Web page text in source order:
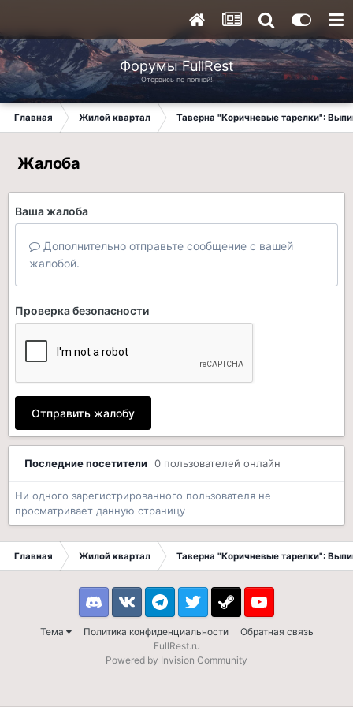
Форумы FullRest
Оторвись по полной!
Главная Жилой квартал Таверна "Коричневые тарелки":
Жалоба
Ваша жалоба
Дополнительно отправьте сообщение с вашей
жалобой.
Проверка безопасности
Отправить жалобу
Последние посетители 0 пользователей онлайн
Ни одного зарегистрированного пользователя не
просматривает данную страницу
Главная Жилой квартал Таверна "Коричневые тарелки":
Тема Политика конфиденциальности Обратная связь
DiscordVK TelegramTwitter Steam Youtube
FullRest.ru
Powered by Invision Community